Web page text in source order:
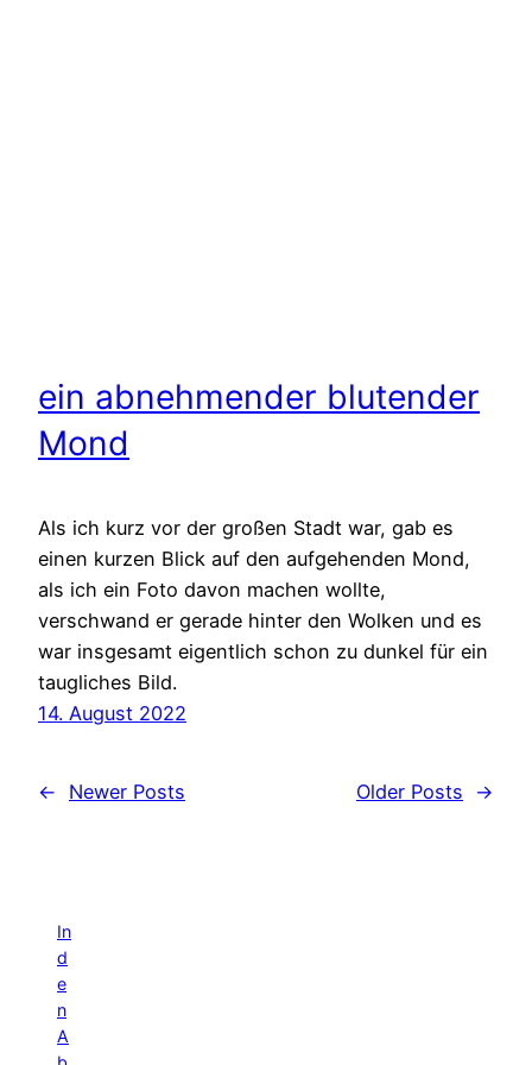
ein abnehmender blutender
Mond
Als ich kurz vor der großen Stadt war, gab es
einen kurzen Blick auf den aufgehenden Mond,
als ich ein Foto davon machen wollte,
verschwand er gerade hinter den Wolken und es
war insgesamt eigentlich schon zu dunkel für ein
taugliches Bild.
14. August 2022
← Newer Posts Older Posts →
In
d
e
n
A